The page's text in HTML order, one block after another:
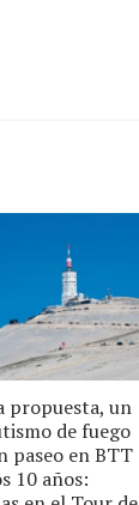
propuesta, un
de fuego
paseo en BTT
10 años: